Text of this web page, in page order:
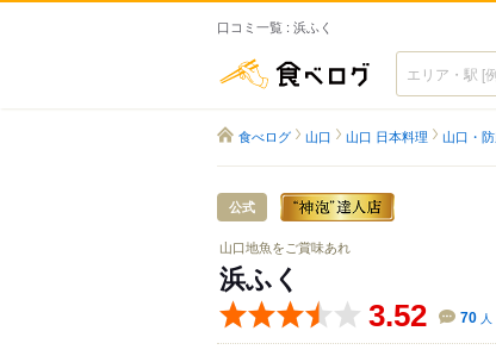
口コミ一覧 : 浜ふく
食べログ
食べログ 山口 山口 日本料理 山口・
公式
山口地魚をご賞味あれ
浜ふく
3.52 70 人